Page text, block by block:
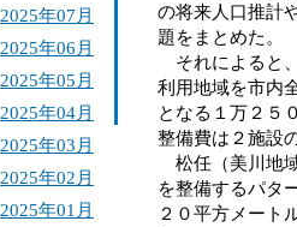
2025年07月
2025年06月
2025年05月
2025年04月
2025年03月
2025年02月
2025年01月
の将来人口推計
題をまとめた。
それによると
利用地域を市内
となる１万２５
整備費は２施設
松任（美川地
を整備するパタ
２０平方メート